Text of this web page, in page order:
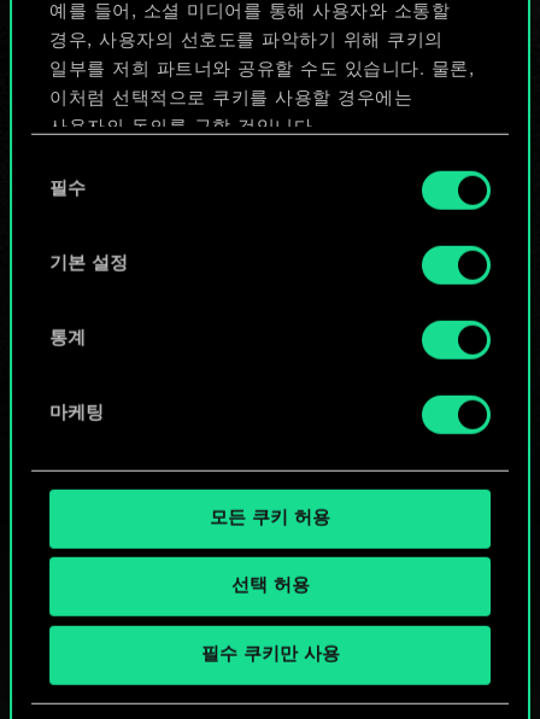
예를 들어, 소셜 미디어를 통해 사용자와 소통할
경우, 사용자의 선호도를 파악하기 위해 쿠키의
일부를 저희 파트너와 공유할 수도 있습니다. 물론,
이처럼 선택적으로 쿠키를 사용할 경우에는
사용자의 동의를 구할 것입니다.
쿠키 사용에 관한 세부 사항이나 관련 설정은 아래의
필수
기본 설정
통계
마케팅
모든 쿠키 허용
선택 허용
필수 쿠키만 사용
있습니다!
덱 이름 짓기 & 가이드 작성하기